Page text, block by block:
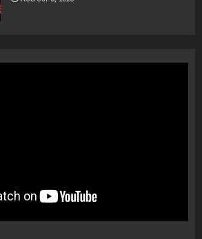
paralajmëron Instituti i
Gjeoshkencave, temperaturat
deri në 39°C